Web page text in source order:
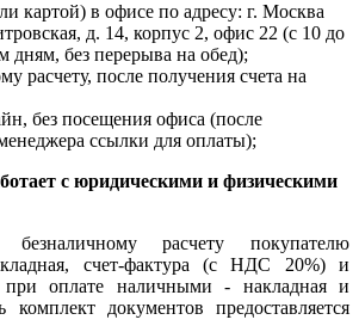
картой) в офисе по адресу: г. Москва
д. 14, корпус 2, офис 22 (с 10 до
дням, без перерыва на обед);
расчету, после получения счета на
без посещения офиса (после
ссылки для оплаты);
с юридическими и физическими
расчету покупателю
счет-фактура (с НДС 20%) и
при оплате наличными - накладная и
документов предоставляется